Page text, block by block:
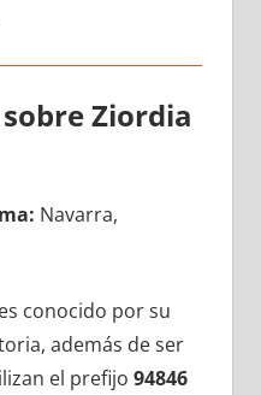
Ziordia
Navarra,
es conocido pοr su
además dе ser
el prefijo 94846